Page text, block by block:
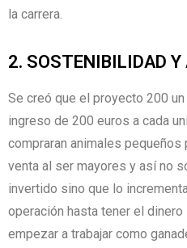
la carrera.
2. SOSTENIBILIDAD Y
Se creó que el proyecto 200
ingreso de 200 euros a cada
compraran animales
venta al ser mayores y así no
invertido sino que lo
operación hasta tener el
empezar a trabajar como